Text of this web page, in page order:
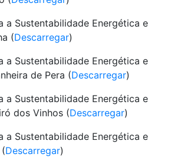
a Sustentabilidade Energética e
(Descarregar)
a Sustentabilidade Energética e
de Pera (Descarregar)
a Sustentabilidade Energética e
dos Vinhos (Descarregar)
a Sustentabilidade Energética e
Descarregar)